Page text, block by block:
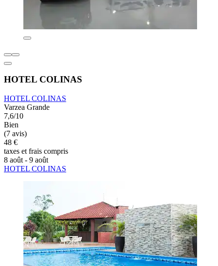
HOTEL COLINAS
HOTEL COLINAS
Varzea Grande
7,6/10
Bien
(7 avis)
48 €
taxes et frais compris
8 août - 9 août
HOTEL COLINAS